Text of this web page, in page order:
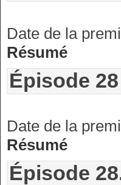
Date de la
Résumé
Épisode
Date de la
Résumé
Épisode